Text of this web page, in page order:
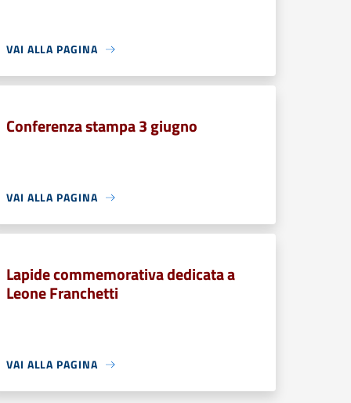
VAI ALLA PAGINA
Conferenza stampa 3 giugno
VAI ALLA PAGINA
Lapide commemorativa dedicata a
Leone Franchetti
VAI ALLA PAGINA